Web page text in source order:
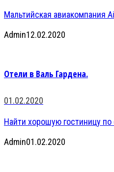
Мальтийская авиакомпания
Admin12.02.2020
Отели в Валь Гардена.
01.02.2020
Найти хорошую гостиницу
Admin01.02.2020